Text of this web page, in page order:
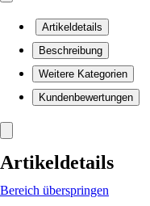
Artikeldetails
Beschreibung
Weitere Kategorien
Kundenbewertungen
Artikeldetails
Bereich überspringen